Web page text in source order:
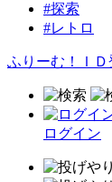
#探索
#レトロ
ふりーむ！ＩＤ
ログイン